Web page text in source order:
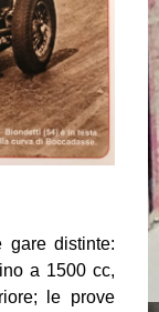
gare distinte:
a 1500 cc,
le prove